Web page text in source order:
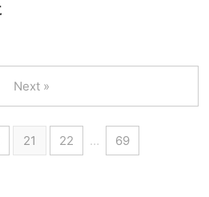
21 22 … 69
Next »